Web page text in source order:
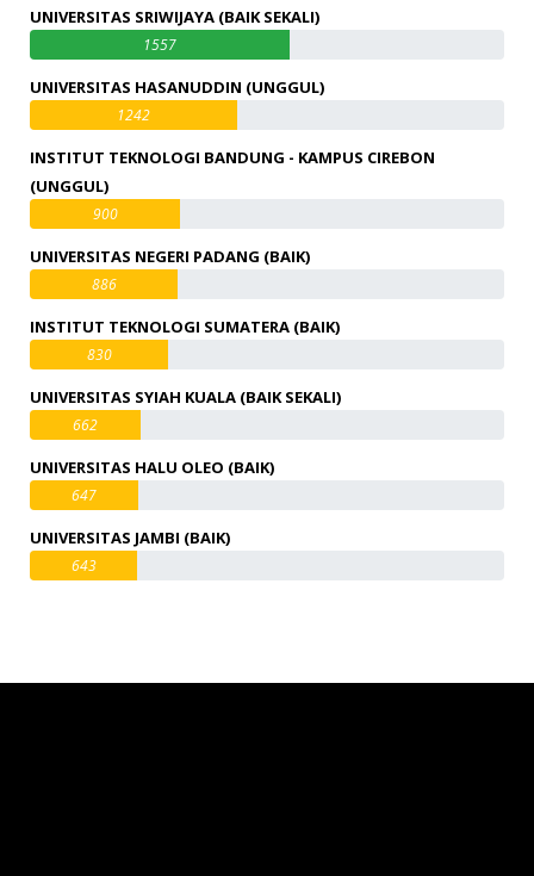
UNIVERSITAS SRIWIJAYA (BAIK SEKALI)
1557
UNIVERSITAS HASANUDDIN (UNGGUL)
1242
INSTITUT TEKNOLOGI BANDUNG - KAMPUS CIREBON
(UNGGUL)
900
UNIVERSITAS NEGERI PADANG (BAIK)
886
INSTITUT TEKNOLOGI SUMATERA (BAIK)
830
UNIVERSITAS SYIAH KUALA (BAIK SEKALI)
662
UNIVERSITAS HALU OLEO (BAIK)
647
UNIVERSITAS JAMBI (BAIK)
643